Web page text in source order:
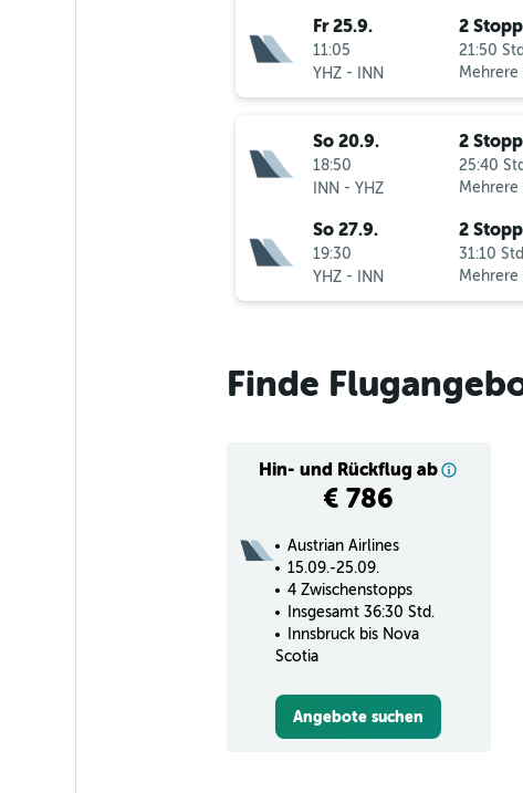
Fr 25.9.
11:05
YHZ- INN
2
21:50
Mehrere
So 20.9.
18:50
INN - YHZ
2
25:40
Mehrere
So 27.9.
19:30
YHZ- INN
2
31:10
Mehrere
Finde
Hin- und Rückflug ab
€ 786
Austrian Airlines
15.09.-25.09.
4 Zwischenstopps
Insgesamt 36:30 Std.
Innsbruck bis Nova
Scotia
Angebote suchen